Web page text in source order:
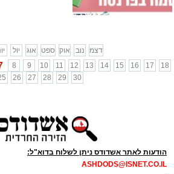
יול אוג ספט אוק נוב
דצמ
8 9 10 11 12 13 14 15 16 17
18
26 27 28 29 30
הודעות לאתר אשדודס ניתן לשלוח בדוא"ל:
ASHDODS@ISNET.CO.IL